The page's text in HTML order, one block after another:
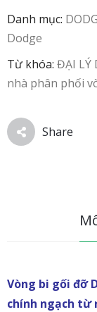
Danh mục:
Dodge
Từ khóa: ĐẠI LÝ
nhà phân phối
Share
Vòng bi gối đỡ
chính ngạch từ